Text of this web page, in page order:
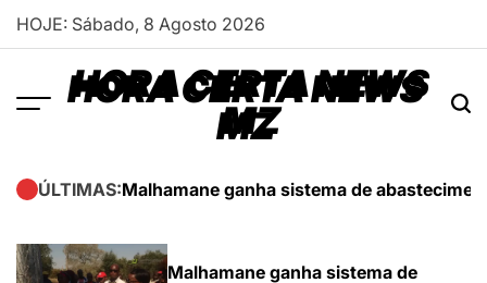
Skip
HOJE: Sábado, 8 Agosto 2026
HORA CERTA NEWS
MZ
ÚLTIMAS:Malhamane ganha sistema de
Malhamane ganha sistema de